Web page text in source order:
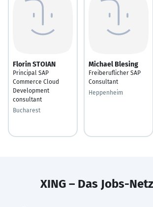
Florin STOIAN
Principal SAP
Commerce Cloud
Development
consultant
Bucharest
Michael Blesing
Freiberuflicher SAP
Consultant
Heppenheim
XING – Das Jobs-